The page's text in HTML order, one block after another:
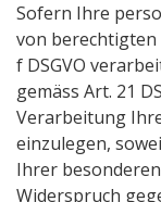
Sofern Ihre
von berechtigten
f DSGVO
gemäss Art. 21
Verarbeitung
einzulegen,
Ihrer
Widerspruch